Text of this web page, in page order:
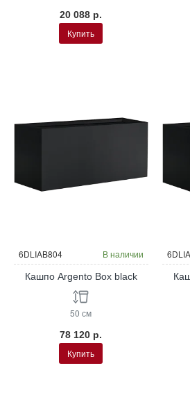
20 088 р.
Купить
6DLIAB804 В наличии
Кашпо Argento Box black
50 см
78 120 р.
Купить